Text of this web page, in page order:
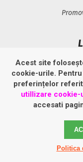
Acest site
cookie-urile.
preferințelor
utillizare cookie-
accesati
Politica